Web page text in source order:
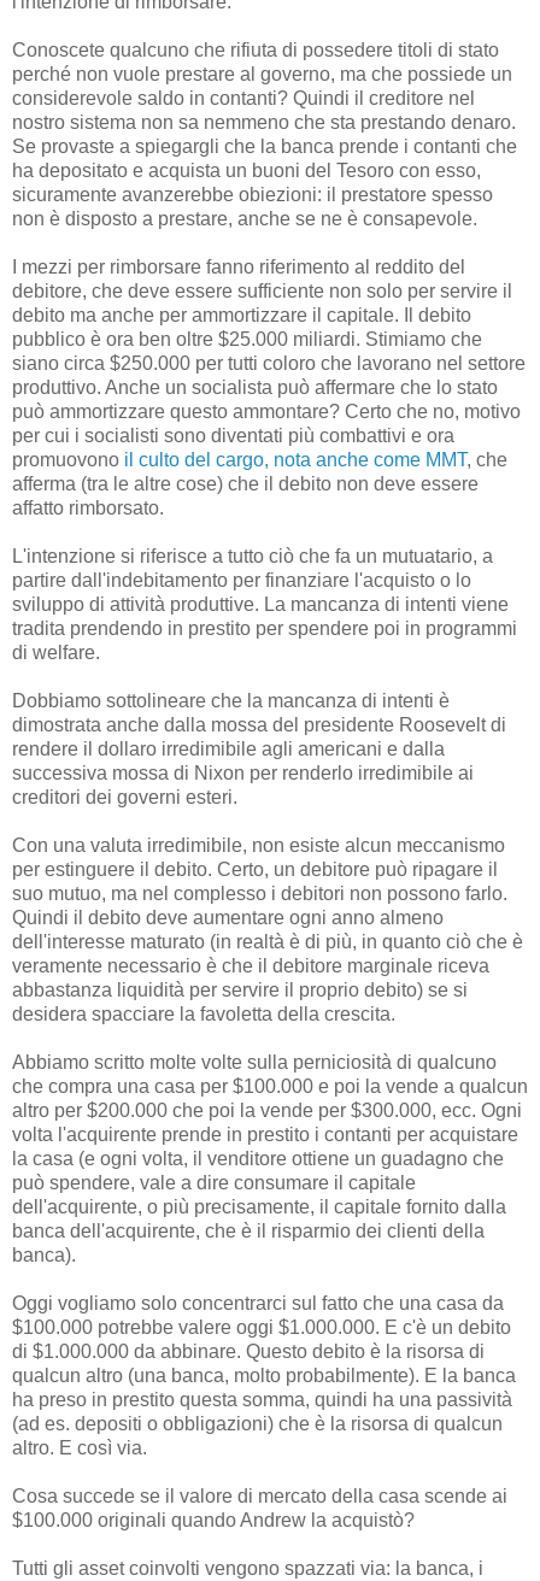
Conoscete qualcuno che rifiuta di possedere titoli di stato
perché non vuole prestare al governo, ma che possiede un
considerevole saldo in contanti? Quindi il creditore nel
nostro sistema non sa nemmeno che sta prestando denaro.
Se provaste a spiegargli che la banca prende i contanti che
ha depositato e acquista un buoni del Tesoro con esso,
sicuramente avanzerebbe obiezioni: il prestatore spesso
non è disposto a prestare, anche se ne è consapevole.
I mezzi per rimborsare fanno riferimento al reddito del
debitore, che deve essere sufficiente non solo per servire il
debito ma anche per ammortizzare il capitale. Il debito
pubblico è ora ben oltre $25.000 miliardi. Stimiamo che
siano circa $250.000 per tutti coloro che lavorano nel settore
produttivo. Anche un socialista può affermare che lo stato
può ammortizzare questo ammontare? Certo che no, motivo
per cui i socialisti sono diventati più combattivi e ora
promuovono il culto del cargo, nota anche come MMT, che
afferma (tra le altre cose) che il debito non deve essere
affatto rimborsato.
L'intenzione si riferisce a tutto ciò che fa un mutuatario, a
partire dall'indebitamento per finanziare l'acquisto o lo
sviluppo di attività produttive. La mancanza di intenti viene
tradita prendendo in prestito per spendere poi in programmi
di welfare.
Dobbiamo sottolineare che la mancanza di intenti è
dimostrata anche dalla mossa del presidente Roosevelt di
rendere il dollaro irredimibile agli americani e dalla
successiva mossa di Nixon per renderlo irredimibile ai
creditori dei governi esteri.
Con una valuta irredimibile, non esiste alcun meccanismo
per estinguere il debito. Certo, un debitore può ripagare il
suo mutuo, ma nel complesso i debitori non possono farlo.
Quindi il debito deve aumentare ogni anno almeno
dell'interesse maturato (in realtà è di più, in quanto ciò che è
veramente necessario è che il debitore marginale riceva
abbastanza liquidità per servire il proprio debito) se si
desidera spacciare la favoletta della crescita.
Abbiamo scritto molte volte sulla perniciosità di qualcuno
che compra una casa per $100.000 e poi la vende a qualcun
altro per $200.000 che poi la vende per $300.000, ecc. Ogni
volta l'acquirente prende in prestito i contanti per acquistare
la casa (e ogni volta, il venditore ottiene un guadagno che
può spendere, vale a dire consumare il capitale
dell'acquirente, o più precisamente, il capitale fornito dalla
banca dell'acquirente, che è il risparmio dei clienti della
banca).
Oggi vogliamo solo concentrarci sul fatto che una casa da
$100.000 potrebbe valere oggi $1.000.000. E c'è un debito
di $1.000.000 da abbinare. Questo debito è la risorsa di
qualcun altro (una banca, molto probabilmente). E la banca
ha preso in prestito questa somma, quindi ha una passività
(ad es. depositi o obbligazioni) che è la risorsa di qualcun
altro. E così via.
Cosa succede se il valore di mercato della casa scende ai
$100.000 originali quando Andrew la acquistò?
Tutti gli asset coinvolti vengono spazzati via: la banca, i